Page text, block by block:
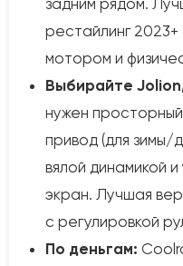
задним рядом.
рестайлинг
мотором и
Выбирайте
нужен
привод (для зимы/
вялой динамикой
экран. Лучшая
с регулировкой
По деньгам: